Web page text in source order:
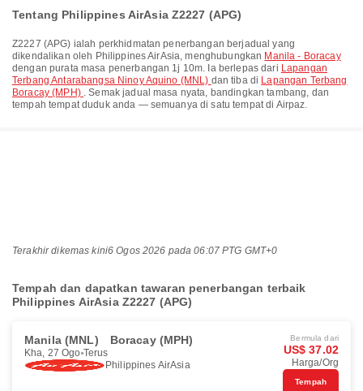
Tentang Philippines AirAsia Z2227 (APG)
Z2227 (APG) ialah perkhidmatan penerbangan berjadual yang
dikendalikan oleh Philippines AirAsia, menghubungkan Manila - Boracay
dengan purata masa penerbangan 1j 10m. Ia berlepas dari Lapangan
Terbang Antarabangsa Ninoy Aquino (MNL) dan tiba di Lapangan Terbang
Boracay (MPH) . Semak jadual masa nyata, bandingkan tambang, dan
tempah tempat duduk anda — semuanya di satu tempat di Airpaz.
Terakhir dikemas kini6 Ogos 2026 pada 06:07 PTG GMT+0
Tempah dan dapatkan tawaran penerbangan terbaik
Philippines AirAsia Z2227 (APG)
Manila (MNL) Boracay (MPH)
Kha, 27 Ogo Terus
Philippines AirAsia
Bermula dari
US$ 37.02
Harga/Org
Tempah